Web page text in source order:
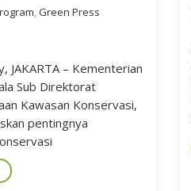
,Green Press
JAKARTA – Kementerian
Sub Direktorat
Kawasan Konservasi,
pentingnya